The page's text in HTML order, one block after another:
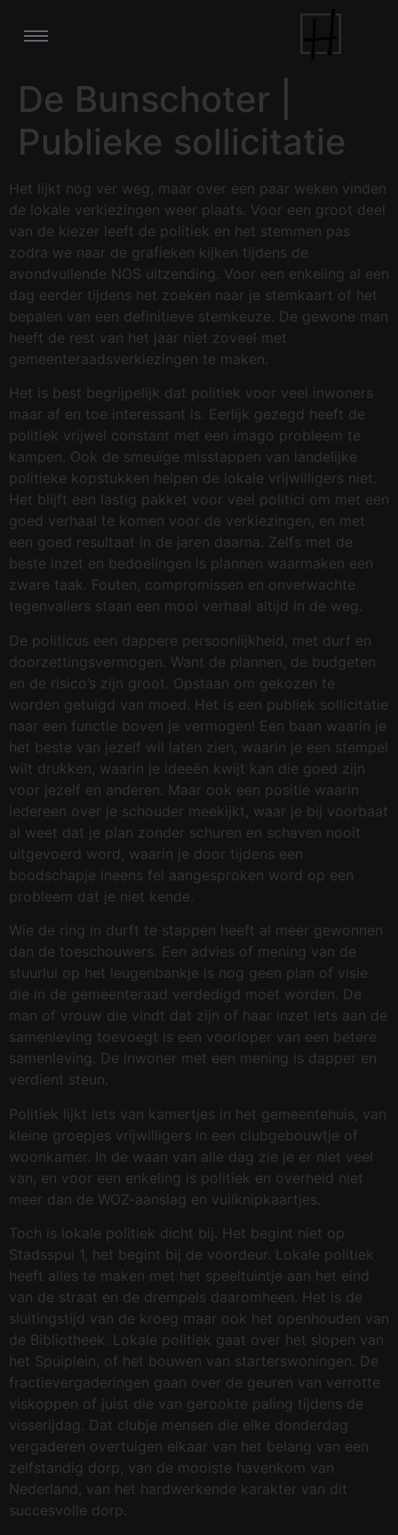
De Bunschoter |
Publieke sollicitatie
Het lijkt nog ver weg, maar over een paar weken vinden
de lokale verkiezingen weer plaats. Voor een groot deel
van de kiezer leeft de politiek en het stemmen pas
zodra we naar de grafieken kijken tijdens de
avondvullende NOS uitzending. Voor een enkeling al een
dag eerder tijdens het zoeken naar je stemkaart of het
bepalen van een definitieve stemkeuze. De gewone man
heeft de rest van het jaar niet zoveel met
gemeenteraadsverkiezingen te maken.
Het is best begrijpelijk dat politiek voor veel inwoners
maar af en toe interessant is. Eerlijk gezegd heeft de
politiek vrijwel constant met een imago probleem te
kampen. Ook de smeuïge misstappen van landelijke
politieke kopstukken helpen de lokale vrijwilligers niet.
Het blijft een lastig pakket voor veel politici om met een
goed verhaal te komen voor de verkiezingen, en met
een goed resultaat in de jaren daarna. Zelfs met de
beste inzet en bedoelingen is plannen waarmaken een
zware taak. Fouten, compromissen en onverwachte
tegenvallers staan een mooi verhaal altijd in de weg.
De politicus een dappere persoonlijkheid, met durf en
doorzettingsvermogen. Want de plannen, de budgeten
en de risico’s zijn groot. Opstaan om gekozen te
worden getuigd van moed. Het is een publiek sollicitatie
naar een functie boven je vermogen! Een baan waarin je
het beste van jezelf wil laten zien, waarin je een stempel
wilt drukken, waarin je ideeën kwijt kan die goed zijn
voor jezelf en anderen. Maar ook een positie waarin
iedereen over je schouder meekijkt, waar je bij voorbaat
al weet dat je plan zonder schuren en schaven nooit
uitgevoerd word, waarin je door tijdens een
boodschapje ineens fel aangesproken word op een
probleem dat je niet kende.
Wie de ring in durft te stappen heeft al meer gewonnen
dan de toeschouwers. Een advies of mening van de
stuurlui op het leugenbankje is nog geen plan of visie
die in de gemeenteraad verdedigd moet worden. De
man of vrouw die vindt dat zijn of haar inzet iets aan de
samenleving toevoegt is een voorloper van een betere
samenleving. De inwoner met een mening is dapper en
verdient steun.
Politiek lijkt iets van kamertjes in het gemeentehuis, van
kleine groepjes vrijwilligers in een clubgebouwtje of
woonkamer. In de waan van alle dag zie je er niet veel
van, en voor een enkeling is politiek en overheid niet
meer dan de WOZ-aanslag en vuilknipkaartjes.
Toch is lokale politiek dicht bij. Het begint niet op
Stadsspui 1, het begint bij de voordeur. Lokale politiek
heeft alles te maken met het speeltuintje aan het eind
van de straat en de drempels daaromheen. Het is de
sluitingstijd van de kroeg maar ook het openhouden van
de Bibliotheek. Lokale politiek gaat over het slopen van
het Spuiplein, of het bouwen van starterswoningen. De
fractievergaderingen gaan over de geuren van verrotte
viskoppen of juist die van gerookte paling tijdens de
visserijdag. Dat clubje mensen die elke donderdag
vergaderen overtuigen elkaar van het belang van een
zelfstandig dorp, van de mooiste havenkom van
Nederland, van het hardwerkende karakter van dit
succesvolle dorp.